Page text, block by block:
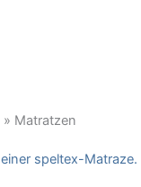
» Matratzen